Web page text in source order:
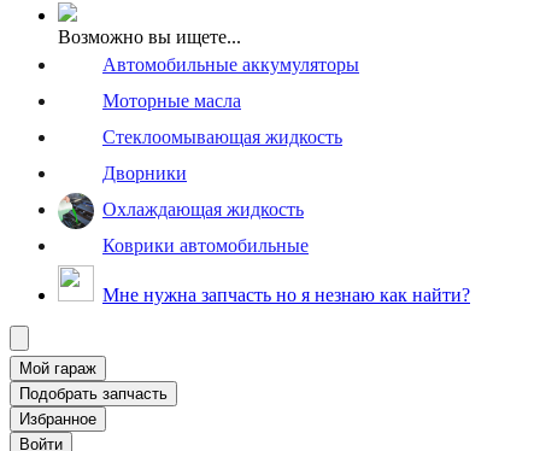
Возможно вы ищете...
Автомобильные аккумуляторы
Моторные масла
Стеклоомывающая жидкость
Дворники
Охлаждающая жидкость
Коврики автомобильные
Мне нужна запчасть но я незнаю как найти?